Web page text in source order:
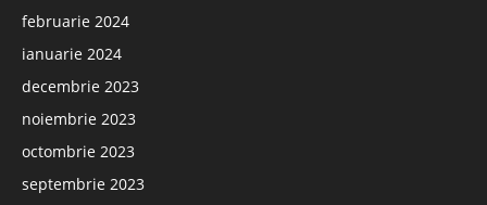
februarie 2024
ianuarie 2024
decembrie 2023
noiembrie 2023
octombrie 2023
septembrie 2023